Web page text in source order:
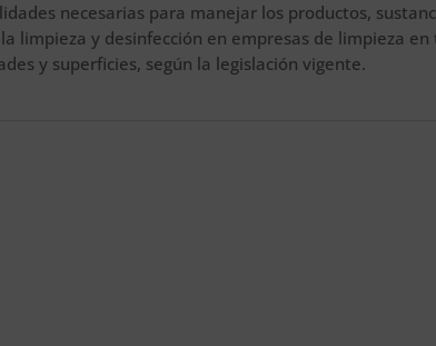
necesarias para manejar los productos,
limpieza y desinfección en empresas de limpieza
y superficies, según la legislación vigente.